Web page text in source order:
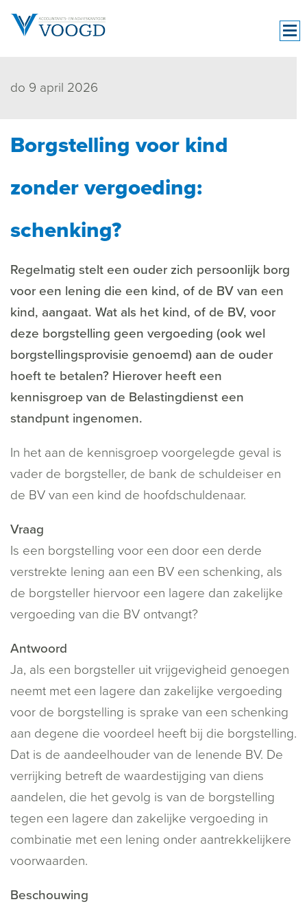
do 9 april 2026
Borgstelling voor kind
zonder vergoeding:
schenking?
Regelmatig stelt een ouder zich persoonlijk borg
voor een lening die een kind, of de BV van een
kind, aangaat. Wat als het kind, of de BV, voor
deze borgstelling geen vergoeding (ook wel
borgstellingsprovisie genoemd) aan de ouder
hoeft te betalen? Hierover heeft een
kennisgroep van de Belastingdienst een
standpunt ingenomen.
In het aan de kennisgroep voorgelegde geval is
vader de borgsteller, de bank de schuldeiser en
de BV van een kind de hoofdschuldenaar.
Vraag
Is een borgstelling voor een door een derde
verstrekte lening aan een BV een schenking, als
de borgsteller hiervoor een lagere dan zakelijke
vergoeding van die BV ontvangt?
Antwoord
Ja, als een borgsteller uit vrijgevigheid genoegen
neemt met een lagere dan zakelijke vergoeding
voor de borgstelling is sprake van een schenking
aan degene die voordeel heeft bij die borgstelling.
Dat is de aandeelhouder van de lenende BV. De
verrijking betreft de waardestijging van diens
aandelen, die het gevolg is van de borgstelling
tegen een lagere dan zakelijke vergoeding in
combinatie met een lening onder aantrekkelijkere
voorwaarden.
Beschouwing